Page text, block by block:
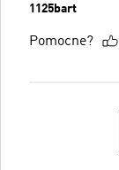
1125bart
Pomocne?